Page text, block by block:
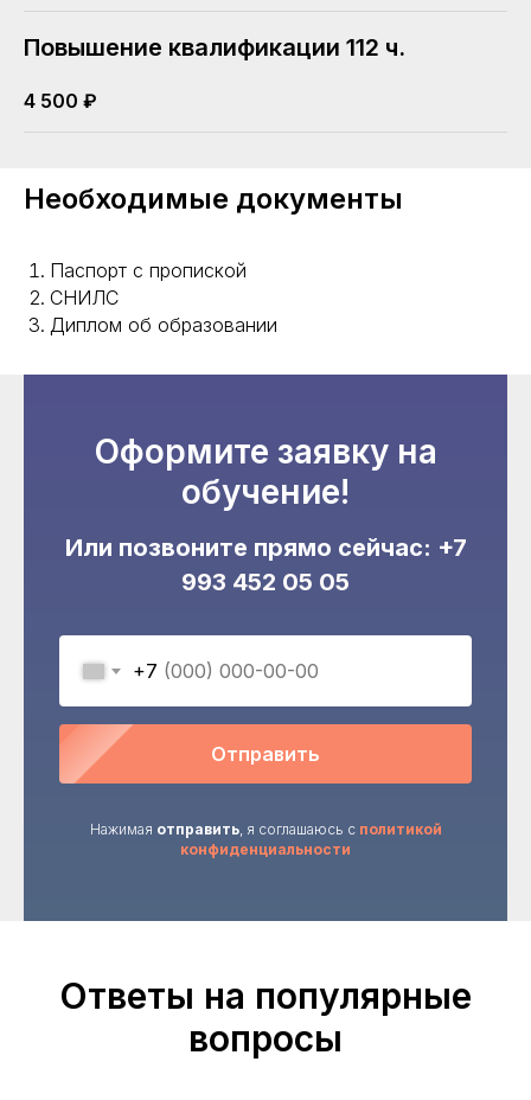
Повышение квалификации 112 ч.
4 500 ₽
Необходимые документы
Паспорт с пропиской
СНИЛС
Диплом об образовании
Оформите заявку на
обучение!
Или позвоните прямо сейчас: +7
993 452 05 05
+7
Отправить
Нажимая отправить, я соглашаюсь с политикой
конфиденциальности
Ответы на популярные
вопросы